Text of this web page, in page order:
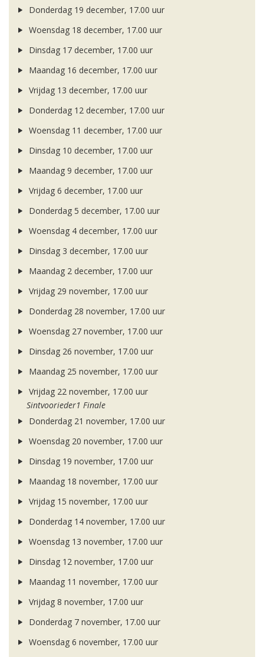
Donderdag 19 december, 17.00 uur
Woensdag 18 december, 17.00 uur
Dinsdag 17 december, 17.00 uur
Maandag 16 december, 17.00 uur
Vrijdag 13 december, 17.00 uur
Donderdag 12 december, 17.00 uur
Woensdag 11 december, 17.00 uur
Dinsdag 10 december, 17.00 uur
Maandag 9 december, 17.00 uur
Vrijdag 6 december, 17.00 uur
Donderdag 5 december, 17.00 uur
Woensdag 4 december, 17.00 uur
Dinsdag 3 december, 17.00 uur
Maandag 2 december, 17.00 uur
Vrijdag 29 november, 17.00 uur
Donderdag 28 november, 17.00 uur
Woensdag 27 november, 17.00 uur
Dinsdag 26 november, 17.00 uur
Maandag 25 november, 17.00 uur
Vrijdag 22 november, 17.00 uur
Sintvoorieder1 Finale
Donderdag 21 november, 17.00 uur
Woensdag 20 november, 17.00 uur
Dinsdag 19 november, 17.00 uur
Maandag 18 november, 17.00 uur
Vrijdag 15 november, 17.00 uur
Donderdag 14 november, 17.00 uur
Woensdag 13 november, 17.00 uur
Dinsdag 12 november, 17.00 uur
Maandag 11 november, 17.00 uur
Vrijdag 8 november, 17.00 uur
Donderdag 7 november, 17.00 uur
Woensdag 6 november, 17.00 uur